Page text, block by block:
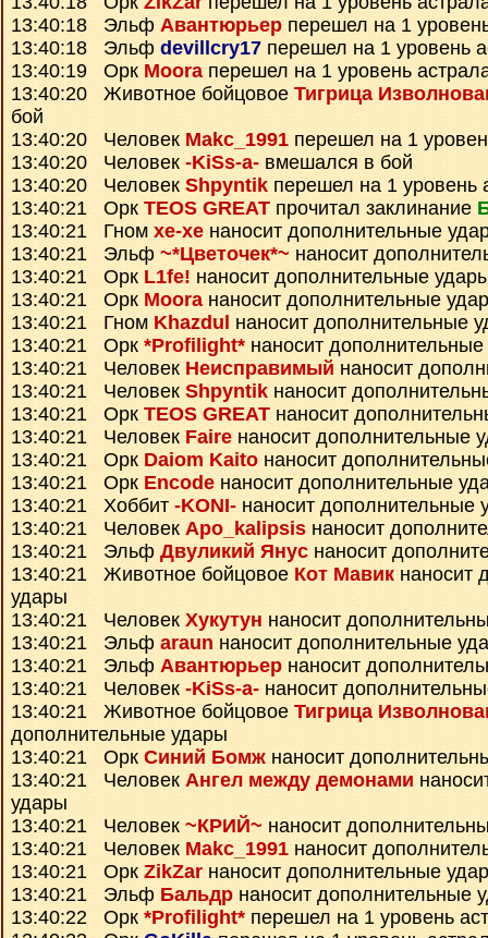
13:40:18 Эльф Авантюрьер перешел на 1
13:40:18 Эльф devillcry17 перешел на 1 уровень
13:40:19 Орк Moora перешел на 1 уровень
13:40:20 Животное бойцовое Тигрица
бой
13:40:20 Человек Makc_1991 перешел на 1
13:40:20 Человек -KiSs-a- вмешался в бой
13:40:20 Человек Shpyntik перешел на 1 уровень
13:40:21 Орк TEOS GREAT прочитал заклинание
13:40:21 Гном xe-xe наносит дополнительные
13:40:21 Эльф ~*Цветочек*~ наносит
13:40:21 Орк L1fe! наносит дополнительные
13:40:21 Орк Mooraнаносит дополнительные
13:40:21 Гном Khazdul наносит дополнительные
13:40:21 Орк *Profilight* наносит
13:40:21 Человек Неисправимый наносит
13:40:21 Человек Shpyntik наносит
13:40:21 Орк TEOS GREAT наносит
13:40:21 Человек Faire наносит дополнительные
13:40:21 Орк Daiom Kaito наносит
13:40:21 Орк Encode наносит дополнительные
13:40:21 Хоббит -KONI- наносит дополнительные
13:40:21 Человек Apo_kalipsis наносит
13:40:21 Эльф Двуликий Янус наносит
13:40:21 Животное бойцовое Кот Мавик наносит
удары
13:40:21 Человек Хукутун наносит
13:40:21 Эльф araun наносит дополнительные
13:40:21 Эльф Авантюрьер наносит
13:40:21 Человек -KiSs-a- наносит
13:40:21 Животное бойцовое Тигрица
дополнительные удары
13:40:21 Орк Синий Бомж наносит
13:40:21 Человек Ангел между демонами
удары
13:40:21 Человек ~КРИЙ~ наносит
13:40:21 Человек Makc_1991 наносит
13:40:21 Орк ZikZar наносит дополнительные
13:40:21 Эльф Бальдр наносит дополнительные
13:40:22 Орк *Profilight* перешел на 1 уровень